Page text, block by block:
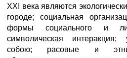
XXI века являются
городе; социальная
формы социального и
символическая интеракция;
собою; расовые и